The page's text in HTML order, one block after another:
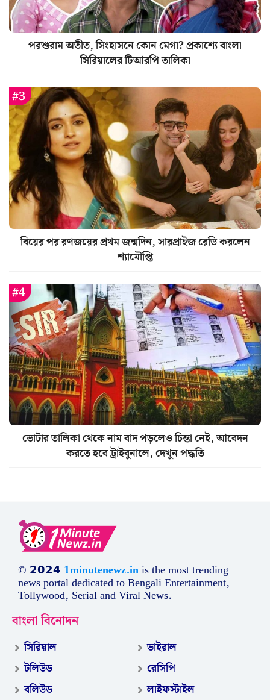
পরশুরাম অতীত, সিংহাসনে কোন মেগা? প্রকাশ্যে বাংলা
সিরিয়ালের টিআরপি তালিকা
বিয়ের পর রণজয়ের প্রথম জন্মদিন, সারপ্রাইজ রেডি করলেন
শ্যামৌপ্তি
ভোটার তালিকা থেকে নাম বাদ পড়লেও চিন্তা নেই, আবেদন
করতে হবে ট্রাইবুনালে, দেখুন পদ্ধতি
© 𝟮𝟬𝟮𝟰 1minutenewz.inis the most trending
news portal dedicated to Bengali Entertainment,
Tollywood, Serial and Viral News.
বাংলা বিনোদন
সিরিয়াল
টলিউড
বলিউড
ভাইরাল
রেসিপি
লাইফস্টাইল